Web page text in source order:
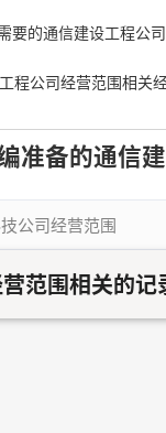
要的通信建设工程公
程公司经营范围相关
准备的通信
公司经营范围
范围相关的记